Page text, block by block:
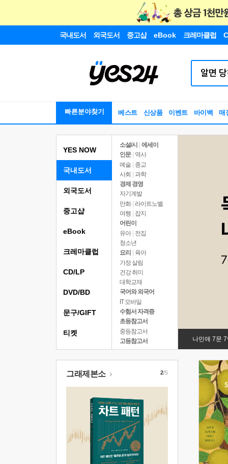
국내도서 외국도서 중고샵 eBook 크레마클럽
빠른분야찾기 베스트 신상품 이벤트 바이백 매
YES NOW
국내도서
소설/시
에세이
인문
역사
예술 | 종교
사회 | 과학
경제 경영
자기계발
만화 | 라이트노벨
여행
잡지
어린이
유아 | 전집
청소년
요리
육아
가정 살림
건강 취미
대학교재
국어와 외국어
IT 모바일
수험서 자격증
초등참고서
중등참고서
고등참고서
나민애 7문
외국도서
중고샵
eBook
크레마클럽
CD/LP
DVD/BD
문구/GIFT
티켓
그래제본소 2/5